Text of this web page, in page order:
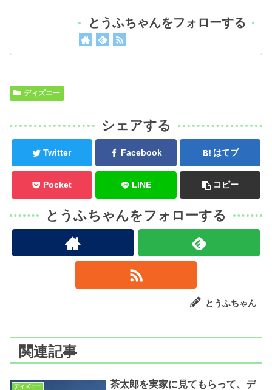
とうふちゃんをフォローする
ディズニー
シェアする
Twitter Facebook はてブ
Pocket LINE コピー
とうふちゃんをフォローする
とうふちゃん
関連記事
ディズニー
茶太郎を実家に見てもらって、デ